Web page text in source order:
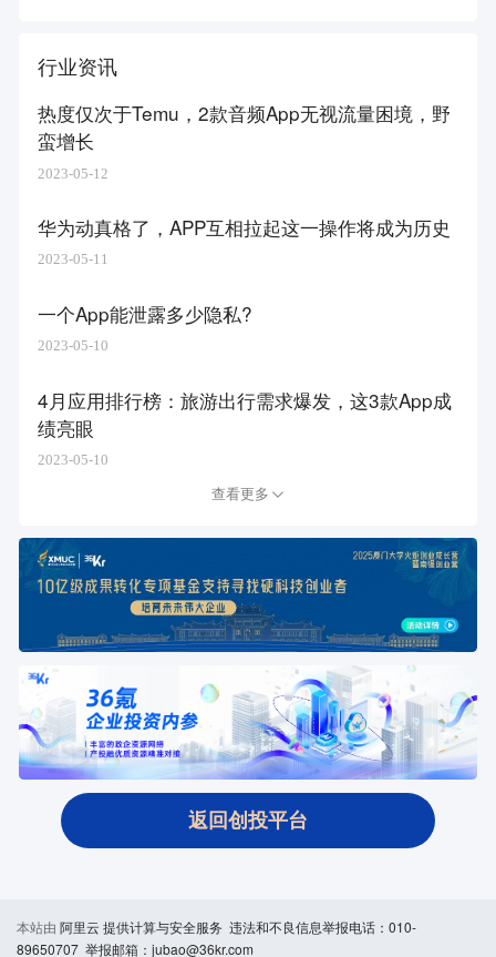
行业资讯
热度仅次于Temu，2款音频App无视流量困境，野
蛮增长
2023-05-12
华为动真格了，APP互相拉起这一操作将成为历史
2023-05-11
一个App能泄露多少隐私?
2023-05-10
4月应用排行榜：旅游出行需求爆发，这3款App成
绩亮眼
2023-05-10
查看更多
返回创投平台
本站由 阿里云 提供计算与安全服务 违法和不良信息举报电话：010-
89650707 举报邮箱：jubao@36kr.com